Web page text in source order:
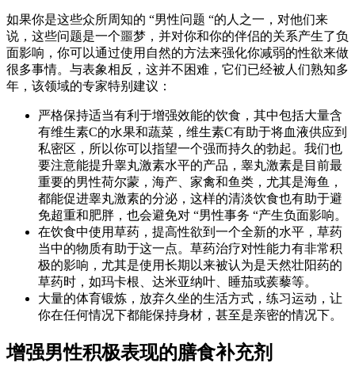
如果你是这些众所周知的 “男性问题 “的人之一，对他们来
说，这些问题是一个噩梦，并对你和你的伴侣的关系产生了负
面影响，你可以通过使用自然的方法来强化你减弱的性欲来做
很多事情。与表象相反，这并不困难，它们已经被人们熟知多
年，该领域的专家特别建议：
严格保持适当有利于增强效能的饮食，其中包括大量含
有维生素C的水果和蔬菜，维生素C有助于将血液供应到
私密区，所以你可以指望一个强而持久的勃起。我们也
要注意能提升睾丸激素水平的产品，睾丸激素是目前最
重要的男性荷尔蒙，海产、家禽和鱼类，尤其是海鱼，
都能促进睾丸激素的分泌，这样的清淡饮食也有助于避
免超重和肥胖，也会避免对 “男性事务 “产生负面影响。
在饮食中使用草药，提高性欲到一个全新的水平，草药
当中的物质有助于这一点。草药治疗对性能力有非常积
极的影响，尤其是使用长期以来被认为是天然壮阳药的
草药时，如玛卡根、达米亚纳叶、睡茄或蒺藜等。
大量的体育锻炼，放弃久坐的生活方式，练习运动，让
你在任何情况下都能保持身材，甚至是亲密的情况下。
增强男性积极表现的膳食补充剂